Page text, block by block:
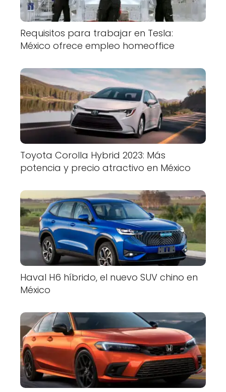
Requisitos para trabajar en Tesla:
México ofrece empleo homeoffice
Toyota Corolla Hybrid 2023: Más
potencia y precio atractivo en México
Haval H6 híbrido, el nuevo SUV chino en
México